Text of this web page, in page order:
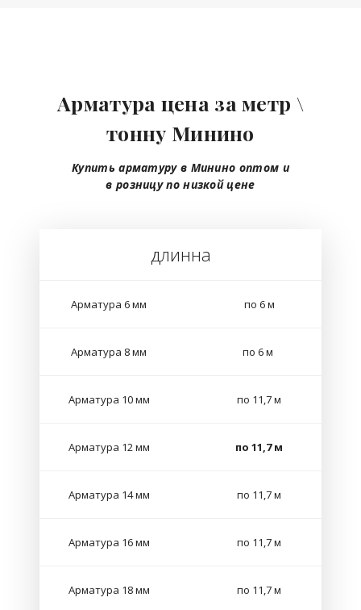
Арматура цена за метр \
тонну Минино
Купить арматуру в Минино оптом и
в розницупо низкой цене
длинна
Арматура 6 мм по 6 м
Арматура 8 мм по 6 м
Арматура 10 мм по 11,7 м
Арматура 12 мм по 11,7 м
Арматура 14 мм по 11,7 м
Арматура 16 мм по 11,7 м
Арматура 18 мм по 11,7 м